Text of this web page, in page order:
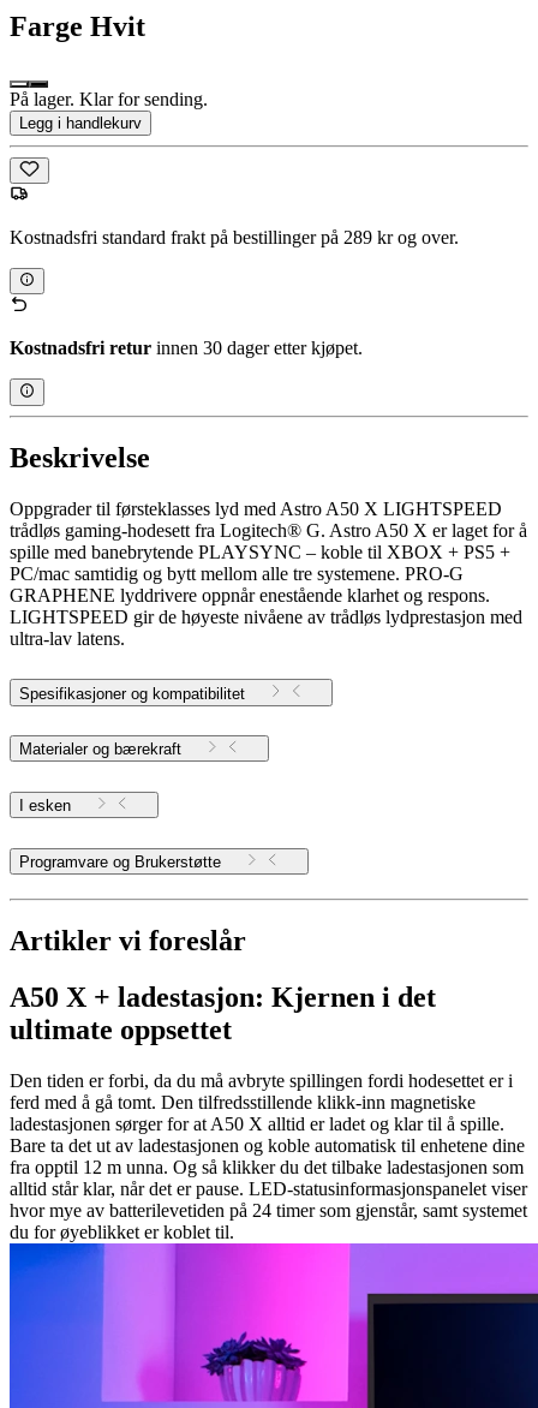
Farge Hvit
På lager. Klar for sending.
Legg i handlekurv
Kostnadsfri standard frakt på bestillinger på 289 kr og over.
Kostnadsfri retur innen 30 dager etter kjøpet.
Beskrivelse
Oppgrader til førsteklasses lyd med Astro A50 X LIGHTSPEED
trådløs gaming-hodesett fra Logitech® G. Astro A50 X er laget for å
spille med banebrytende PLAYSYNC – koble til XBOX + PS5 +
PC/mac samtidig og bytt mellom alle tre systemene. PRO-G
GRAPHENE lyddrivere oppnår enestående klarhet og respons.
LIGHTSPEED gir de høyeste nivåene av trådløs lydprestasjon med
ultra-lav latens.
Spesifikasjoner og kompatibilitet
Materialer og bærekraft
I esken
Programvare og Brukerstøtte
Artikler vi foreslår
A50 X + ladestasjon: Kjernen i det
ultimate oppsettet
Den tiden er forbi, da du må avbryte spillingen fordi hodesettet er i
ferd med å gå tomt. Den tilfredsstillende klikk-inn magnetiske
ladestasjonen sørger for at A50 X alltid er ladet og klar til å spille.
Bare ta det ut av ladestasjonen og koble automatisk til enhetene dine
fra opptil 12 m unna. Og så klikker du det tilbake ladestasjonen som
alltid står klar, når det er pause. LED-statusinformasjonspanelet viser
hvor mye av batterilevetiden på 24 timer som gjenstår, samt systemet
du for øyeblikket er koblet til.